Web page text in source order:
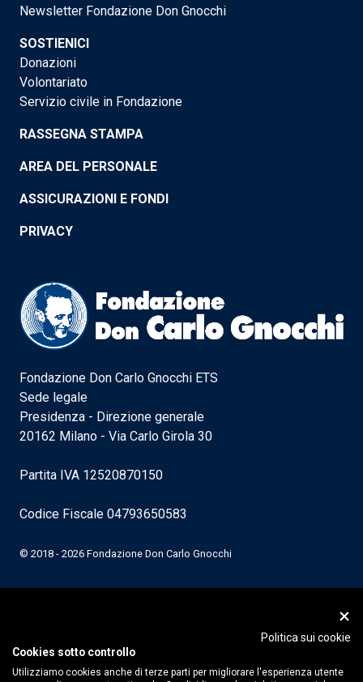
Newsletter Fondazione Don Gnocchi
SOSTIENICI
Donazioni
Volontariato
Servizio civile in Fondazione
RASSEGNA STAMPA
AREA DEL PERSONALE
ASSICURAZIONI E FONDI
PRIVACY
Fondazione Don Carlo Gnocchi ETS
Sede legale
Presidenza - Direzione generale
20162 Milano - Via Carlo Girola 30
Partita IVA 12520870150
Codice Fiscale 04793650583
© 2018 - 2026 Fondazione Don Carlo Gnocchi
Politica sui cookie
Cookies sotto controllo
Utilizziamo cookies anche di terze parti per migliorare l'esperienza utente